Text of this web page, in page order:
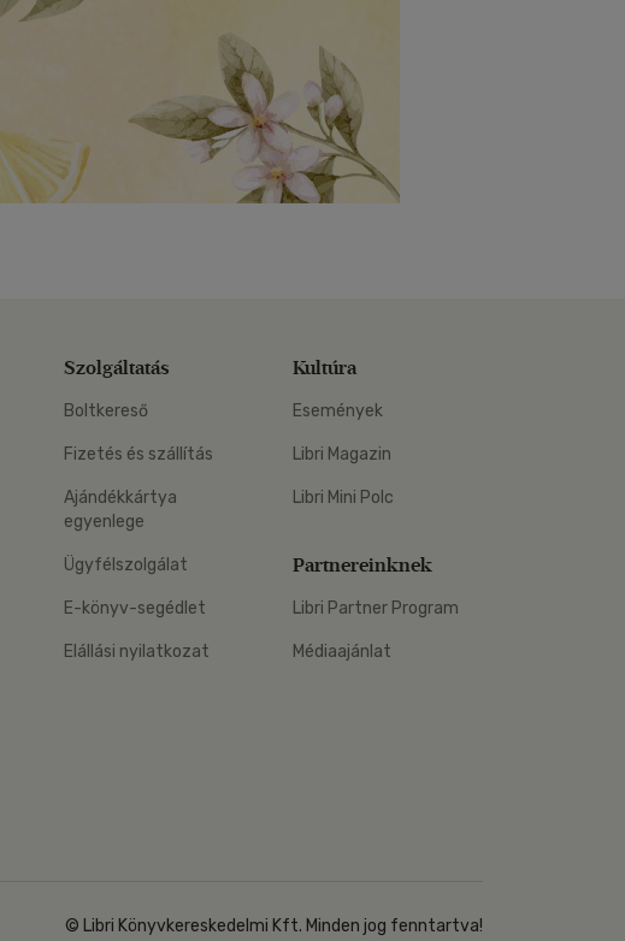
Szolgáltatás
Boltkereső
Fizetés és szállítás
Ajándékkártya
egyenlege
Ügyfélszolgálat
E-könyv-segédlet
Elállási nyilatkozat
Kultúra
Események
Libri Magazin
Libri Mini Polc
Partnereinknek
Libri Partner Program
Médiaajánlat
© Libri Könyvkereskedelmi Kft. Minden jog fenntartva!